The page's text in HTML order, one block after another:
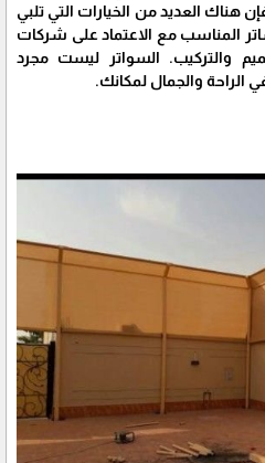
هناك العديد من الخيارات التي تلبي
المناسب مع الاعتماد على شركات
والتركيب. السواتر ليست مجرد
الراحة والجمال لمكانك.